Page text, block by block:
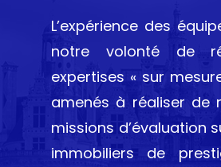
L’expérience des
notre volonté de
expertises « sur
amenés à réaliser de
missions d’évaluation
immobiliers de